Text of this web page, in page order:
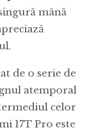
mână
de o serie de
atemporal
celor
17T Pro este